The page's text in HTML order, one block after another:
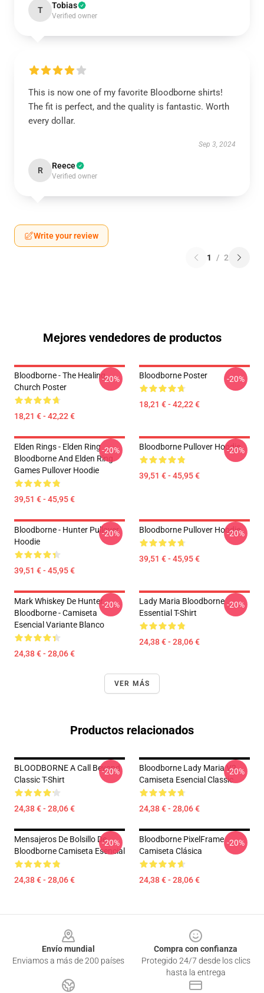
T Tobias
Verified owner
This is now one of my favorite Bloodborne shirts!
The fit is perfect, and the quality is fantastic. Worth
every dollar.
Sep 3, 2024
R Reece
Verified owner
Write your review
1 / 2
Mejores vendedores de productos
Bloodborne - The Healing
Church Poster
18,21 € - 42,22 €
-20% Bloodborne Poster
18,21 € - 42,22 €
-20%
Elden Rings - Elden Ring
Bloodborne And Elden Ring
Games Pullover Hoodie
39,51 € - 45,95 €
-20% Bloodborne Pullover Hoodie
39,51 € - 45,95 €
-20%
Bloodborne - Hunter Pullover
Hoodie
39,51 € - 45,95 €
-20% Bloodborne Pullover Hoodie
39,51 € - 45,95 €
-20%
Mark Whiskey De Hunter -
Bloodborne - Camiseta
Esencial Variante Blanco
24,38 € - 28,06 €
-20%
Lady Maria Bloodborne
Essential T-Shirt
24,38 € - 28,06 €
-20%
VER MÁS
Productos relacionados
BLOODBORNE A Call Beyond
Classic T-Shirt
24,38 € - 28,06 €
-20%
Bloodborne Lady Maria V2
Camiseta Esencial Classic
24,38 € - 28,06 €
-20%
Mensajeros De Bolsillo De
Bloodborne Camiseta Esencial
24,38 € - 28,06 €
-20%
Bloodborne PixelFrame
Camiseta Clásica
24,38 € - 28,06 €
-20%
Envío mundial
Enviamos a más de 200 países
Compra con confianza
Protegido 24/7 desde los clics
hasta la entrega